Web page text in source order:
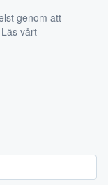
genom att
vårt